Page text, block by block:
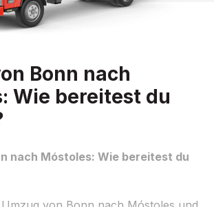
Bonn nach
Wie bereitest du
nach Móstoles: Wie bereitest du